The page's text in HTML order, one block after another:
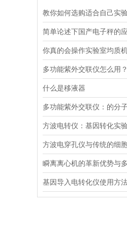
你真的会操作实验室均质
多功能紫外交联仪怎么用？
什么是移液器
方波电转仪：基因转化实
瞬离离心机的革新优势与